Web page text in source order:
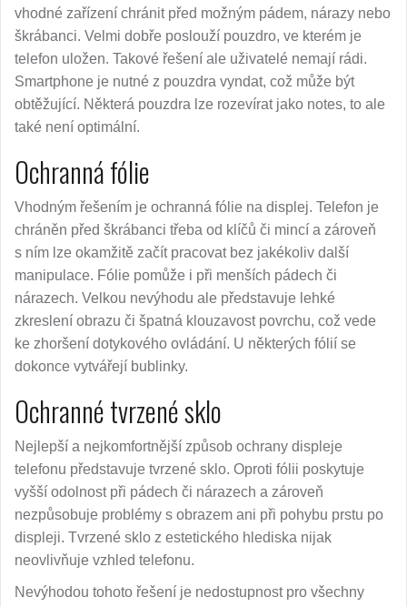
vhodné zařízení chránit před možným pádem, nárazy nebo
škrábanci. Velmi dobře poslouží pouzdro, ve kterém je
telefon uložen. Takové řešení ale uživatelé nemají rádi.
Smartphone je nutné z pouzdra vyndat, což může být
obtěžující. Některá pouzdra lze rozevírat jako notes, to ale
také není optimální.
Ochranná fólie
Vhodným řešením je ochranná fólie na displej. Telefon je
chráněn před škrábanci třeba od klíčů či mincí a zároveň
s ním lze okamžitě začít pracovat bez jakékoliv další
manipulace. Fólie pomůže i při menších pádech či
nárazech. Velkou nevýhodu ale představuje lehké
zkreslení obrazu či špatná klouzavost povrchu, což vede
ke zhoršení dotykového ovládání. U některých fólií se
dokonce vytvářejí bublinky.
Ochranné tvrzené sklo
Nejlepší a nejkomfortnější způsob ochrany displeje
telefonu představuje tvrzené sklo. Oproti fólii poskytuje
vyšší odolnost při pádech či nárazech a zároveň
nezpůsobuje problémy s obrazem ani při pohybu prstu po
displeji. Tvrzené sklo z estetického hlediska nijak
neovlivňuje vzhled telefonu.
Nevýhodou tohoto řešení je nedostupnost pro všechny